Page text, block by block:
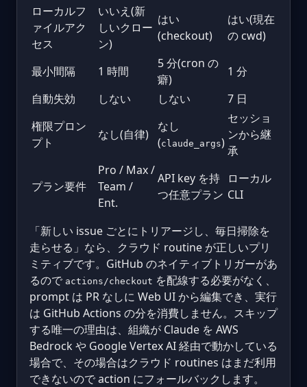
ローカルフ
ァイルアク
セス
いいえ(新
しいクロー
ン)
はい
(checkout)
はい(現在
の cwd)
最小間隔 1 時間
5 分(cron の
癖)
1 分
自動失効
しない しない
7 日
権限プロン
プト
なし(自律)
なし
(claude_args)
セッショ
ンから継
承
プラン要件
Pro / Max /
Team /
Ent.
API key を持
つ任意プラン
ローカル
CLI
「新しい issue ごとにトリアージし、毎日掃除を
走らせる」なら、クラウド routine が正しいプリ
ミティブです。GitHub のネイティブトリガーがあ
るので actions/checkout を配線する必要がなく、
prompt は PR なしに Web UI から編集でき、実行
は GitHub Actions の分を消費しません。スキップ
する唯一の理由は、組織が Claude を AWS
Bedrock や Google Vertex AI 経由で動かしている
場合で、その場合はクラウド routines はまだ利用
できないので action にフォールバックします。